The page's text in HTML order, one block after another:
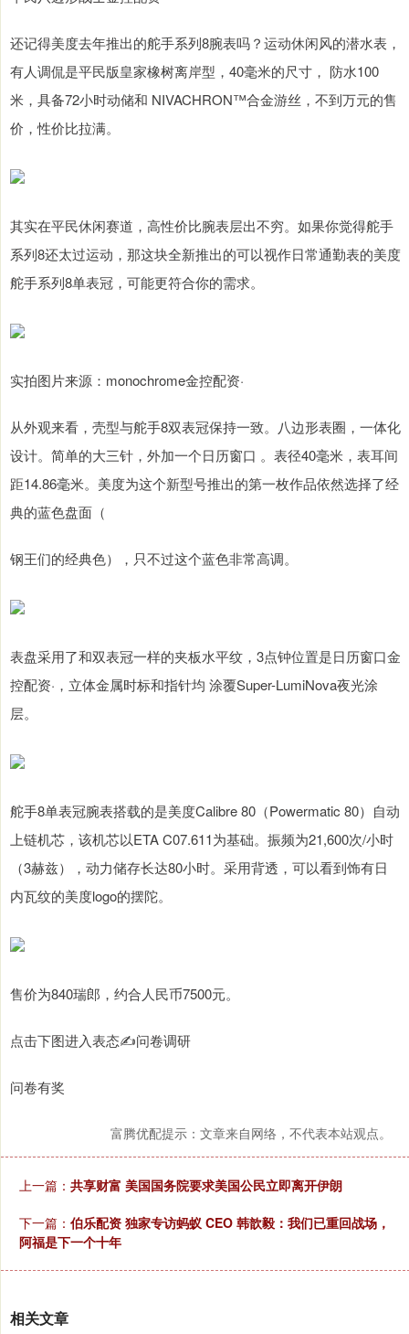
还记得美度去年推出的舵手系列8腕表吗？运动休闲风的潜水表，
有人调侃是平民版皇家橡树离岸型，40毫米的尺寸， 防水100
米，具备72小时动储和 NIVACHRON™合金游丝，不到万元的售
价，性价比拉满。
其实在平民休闲赛道，高性价比腕表层出不穷。如果你觉得舵手
系列8还太过运动，那这块全新推出的可以视作日常通勤表的美度
舵手系列8单表冠，可能更符合你的需求。
实拍图片来源：monochrome金控配资·
从外观来看，壳型与舵手8双表冠保持一致。八边形表圈，一体化
设计。简单的大三针，外加一个日历窗口 。表径40毫米，表耳间
距14.86毫米。美度为这个新型号推出的第一枚作品依然选择了经
典的蓝色盘面（
钢王们的经典色），只不过这个蓝色非常高调。
表盘采用了和双表冠一样的夹板水平纹，3点钟位置是日历窗口金
控配资·，立体金属时标和指针均 涂覆Super-LumiNova夜光涂
层。
舵手8单表冠腕表搭载的是美度Calibre 80（Powermatic 80）自动
上链机芯，该机芯以ETA C07.611为基础。振频为21,600次/小时
（3赫兹），动力储存长达80小时。采用背透，可以看到饰有日
内瓦纹的美度logo的摆陀。
售价为840瑞郎，约合人民币7500元。
点击下图进入表态✍️问卷调研
问卷有奖
富腾优配提示：文章来自网络，不代表本站观点。
上一篇： 共享财富 美国国务院要求美国公民立即离开伊朗
下一篇： 伯乐配资 独家专访蚂蚁 CEO 韩歆毅：我们已重回战场，
阿福是下一个十年
相关文章